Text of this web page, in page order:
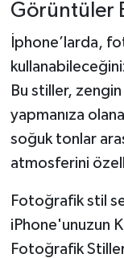
Görüntüler
İphone’larda,
Bu stiller,
yapmanıza
soğuk tonlar
atmosferini
Fotoğrafik stil
iPhone'unuzun
Fotoğrafik